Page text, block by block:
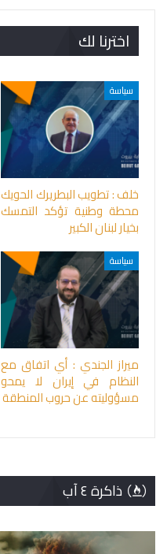
اخترنا لك
سياسة
خلف : تطويب البطريرك الحويك
محطة وطنية تؤكد التمسك
بخيار لبنان الكبير
سياسة
ميراز الجندي : أي اتفاق مع
النظام في إيران لا يمحو
مسؤوليته عن حروب المنطقة
ذاكرة ٤ آب